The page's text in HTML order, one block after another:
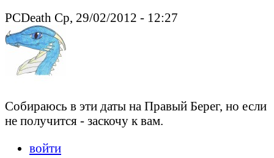
PCDeath Ср, 29/02/2012 - 12:27
Собираюсь в эти даты на Правый Берег, но если
не получится - заскочу к вам.
войти